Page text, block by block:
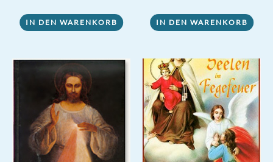
IN DEN WARENKORB IN DEN WARENKORB